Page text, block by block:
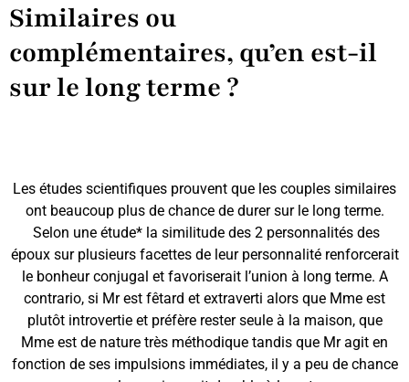
Similaires ou
complémentaires, qu’en est-il
sur le long terme ?
Les études scientifiques prouvent que les couples similaires
ont beaucoup plus de chance de durer sur le long terme.
Selon une étude* la similitude des 2 personnalités des
époux sur plusieurs facettes de leur personnalité renforcerait
le bonheur conjugal et favoriserait l’union à long terme. A
contrario, si Mr est fêtard et extraverti alors que Mme est
plutôt introvertie et préfère rester seule à la maison, que
Mme est de nature très méthodique tandis que Mr agit en
fonction de ses impulsions immédiates, il y a peu de chance